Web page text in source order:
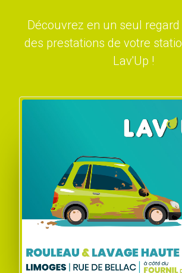
Découvrez en un seul
des prestations de votre
Lav'Up !